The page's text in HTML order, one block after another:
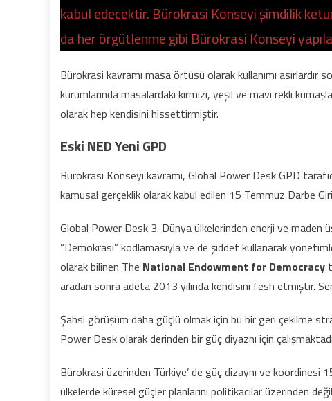
kabul edecektir. Bürokrasi Konseyi şimdilik
da her örgütlenme gibi Bürokrasi Konseyi
Bürokrasi kavramı masa örtüsü olarak kullanımı asırlardır
kurumlarında masalardaki kırmızı, yeşil ve mavi rekli
olarak hep kendisini hissettirmiştir.
Eski NED Yeni GPD
Bürokrasi Konseyi kavramı, Global Power Desk GPD
kamusal gerçeklik olarak kabul edilen 15 Temmuz Darbe
Global Power Desk 3. Dünya ülkelerinden enerji ve
“Demokrasi” kodlamasıyla ve de şiddet kullanarak
olarak bilinen The National Endowment for Democracy
aradan sonra adeta 2013 yılında kendisini fesh etmiştir.
Şahsi görüşüm daha güçlü olmak için bu bir geri çekilme
Power Desk olarak derinden bir güç diyaznı için
Bürokrasi üzerinden Türkiye’ de güç dizaynı ve koordinesi
ülkelerde küresel güçler planlarını politikacılar üzerinden